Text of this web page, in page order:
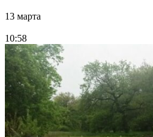
13 марта
10:58